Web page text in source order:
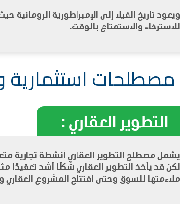
ويعود تاريخ الفيلا إلى الإمبراطورية الرومانية
للاسترخاء والاستمتاع بالوقت.
مصطلحات استثمارية
التطوير العقاري :
يشمل مصطلح التطوير العقاري أنشطة تجارية
لكن قد يأخذ التطوير العقاري شكلًا أشد تعقيدًا
ملاءمتها للسوق وحتى افتتاح المشروع